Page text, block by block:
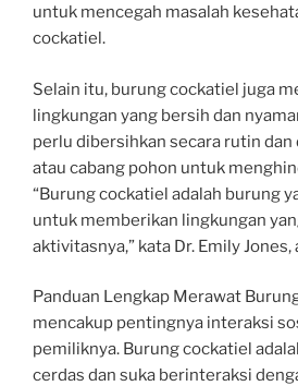
untuk mencegah masalah
cockatiel.
Selain itu, burung cockatiel juga
lingkungan yang bersih dan
perlu dibersihkan secara rutin dan
atau cabang pohon untuk
“Burung cockatiel adalah burung
untuk memberikan lingkungan
aktivitasnya,” kata Dr. Emily
Panduan Lengkap Merawat
mencakup pentingnya interaksi
pemiliknya. Burung cockatiel
cerdas dan suka berinteraksi